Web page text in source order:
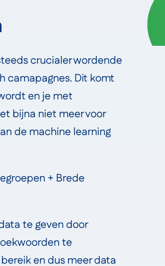
crucialer wordende
camapagnes. Dit komt
en je met
bijna niet meer voor
de machine learning
+ Brede
te geven door
te
en dus meer data